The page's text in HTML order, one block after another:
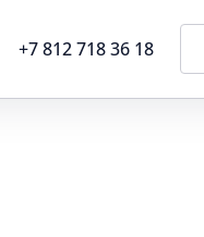
+7 812 718 36 18